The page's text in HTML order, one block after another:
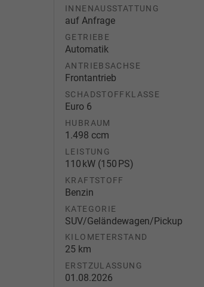
INNENAUSSTATTUNG
auf Anfrage
GETRIEBE
Automatik
ANTRIEBSACHSE
Frontantrieb
SCHADSTOFFKLASSE
Euro 6
HUBRAUM
1.498 ccm
LEISTUNG
110 kW (150 PS)
KRAFTSTOFF
Benzin
KATEGORIE
SUV/Geländewagen/Pickup
KILOMETERSTAND
25 km
ERSTZULASSUNG
01.08.2026